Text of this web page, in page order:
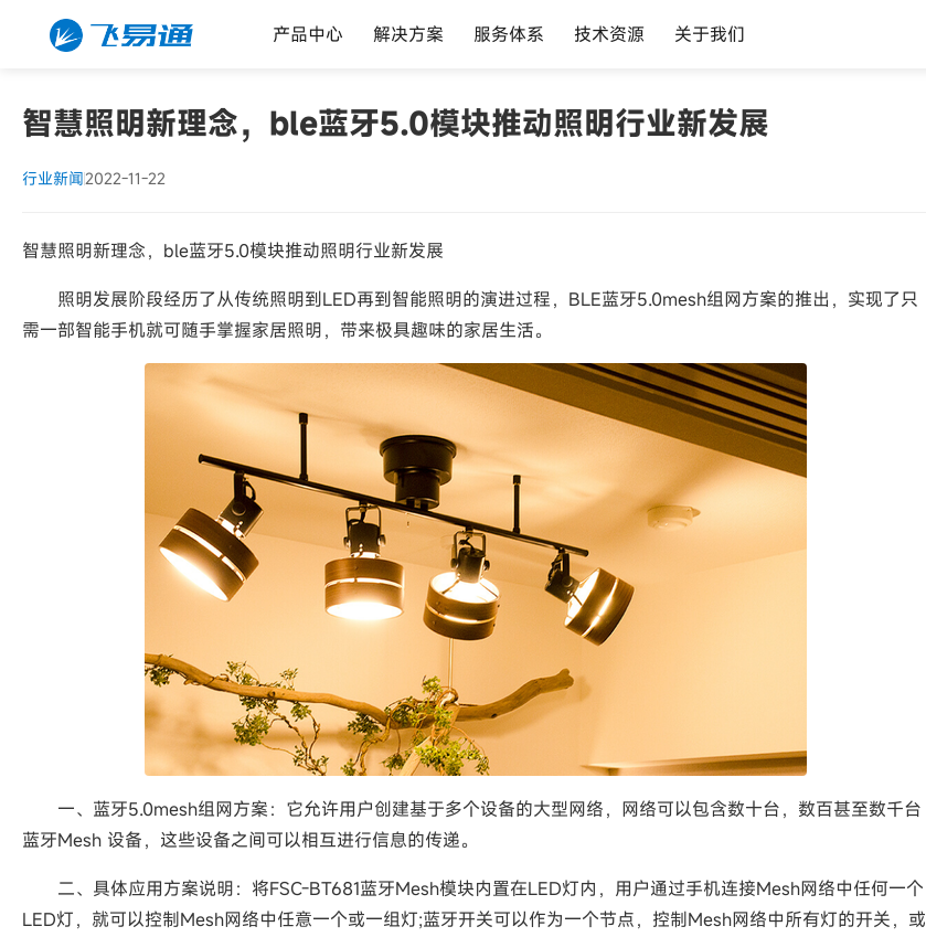
产品中心 解决方案 服务体系 技术资源 关于我们
智慧照明新理念，ble蓝牙5.0模块推动照明行业新发展
行业新闻2022-11-22
智慧照明新理念，ble蓝牙5.0模块推动照明行业新发展
照明发展阶段经历了从传统照明到LED再到智能照明的演进过程，BLE蓝牙5.0mesh组网方案的推出，实现了只
需一部智能手机就可随手掌握家居照明，带来极具趣味的家居生活。
一、蓝牙5.0mesh组网方案：它允许用户创建基于多个设备的大型网络，网络可以包含数十台，数百甚至数千台
蓝牙Mesh 设备，这些设备之间可以相互进行信息的传递。
二、具体应用方案说明：将FSC-BT681蓝牙Mesh模块内置在LED灯内，用户通过手机连接Mesh网络中任何一个
LED灯，就可以控制Mesh网络中任意一个或一组灯;蓝牙开关可以作为一个节点，控制Mesh网络中所有灯的开关，或